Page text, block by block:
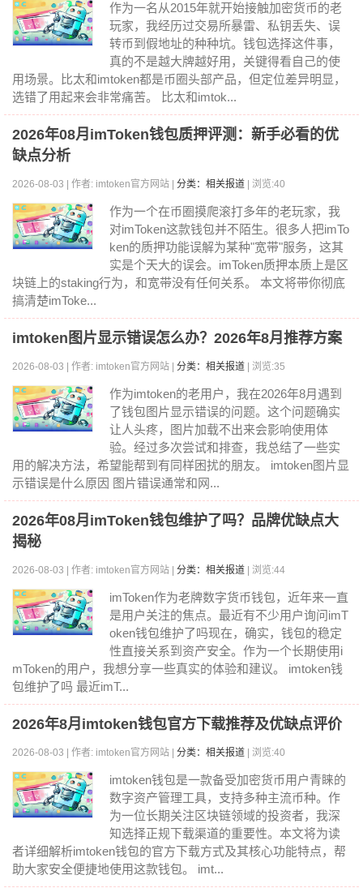
作为一名从2015年就开始接触加密货币的老
玩家，我经历过交易所暴雷、私钥丢失、误
转币到假地址的种种坑。钱包选择这件事，
真的不是越大牌越好用，关键得看自己的使
用场景。比太和imtoken都是币圈头部产品，但定位差异明显，
选错了用起来会非常痛苦。 比太和imtok...
2026年08月imToken钱包质押评测：新手必看的优
缺点分析
2026-08-03 | 作者: imtoken官方网站 | 分类：相关报道 | 浏览:40
作为一个在币圈摸爬滚打多年的老玩家，我
对imToken这款钱包并不陌生。很多人把imTo
ken的质押功能误解为某种"宽带"服务，这其
实是个天大的误会。imToken质押本质上是区
块链上的staking行为，和宽带没有任何关系。 本文将带你彻底
搞清楚imToke...
imtoken图片显示错误怎么办？2026年8月推荐方案
2026-08-03 | 作者: imtoken官方网站 | 分类：相关报道 | 浏览:35
作为imtoken的老用户，我在2026年8月遇到
了钱包图片显示错误的问题。这个问题确实
让人头疼，图片加载不出来会影响使用体
验。经过多次尝试和排查，我总结了一些实
用的解决方法，希望能帮到有同样困扰的朋友。 imtoken图片显
示错误是什么原因 图片错误通常和网...
2026年08月imToken钱包维护了吗？品牌优缺点大
揭秘
2026-08-03 | 作者: imtoken官方网站 | 分类：相关报道 | 浏览:44
imToken作为老牌数字货币钱包，近年来一直
是用户关注的焦点。最近有不少用户询问imT
oken钱包维护了吗现在，确实，钱包的稳定
性直接关系到资产安全。作为一个长期使用i
mToken的用户，我想分享一些真实的体验和建议。 imtoken钱
包维护了吗 最近imT...
2026年8月imtoken钱包官方下载推荐及优缺点评价
2026-08-03 | 作者: imtoken官方网站 | 分类：相关报道 | 浏览:40
imtoken钱包是一款备受加密货币用户青睐的
数字资产管理工具，支持多种主流币种。作
为一位长期关注区块链领域的投资者，我深
知选择正规下载渠道的重要性。本文将为读
者详细解析imtoken钱包的官方下载方式及其核心功能特点，帮
助大家安全便捷地使用这款钱包。 imt...